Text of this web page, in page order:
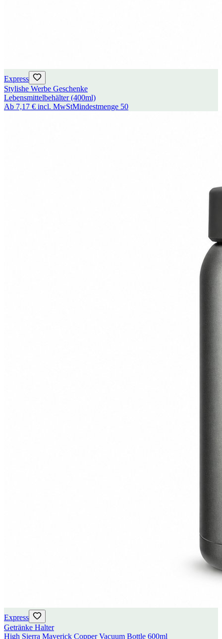
Express
Stylishe Werbe Geschenke
Lebensmittelbehälter (400ml)
Ab 7,17 € incl. MwStMindestmenge 50
Express
Getränke Halter
High Sierra Maverick Copper Vacuum Bottle 600ml